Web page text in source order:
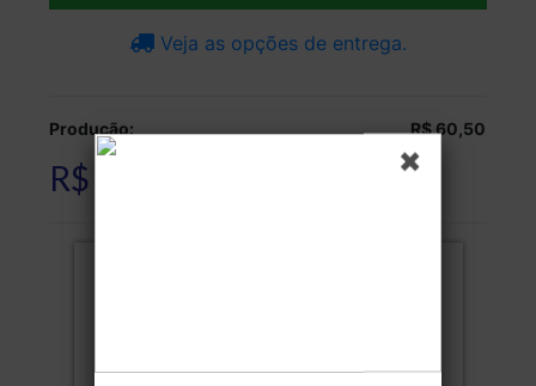
Veja as opções de entrega.
Produção: R$ 60,50
R$ 60,50